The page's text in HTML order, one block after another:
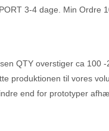
3-4 dage. Min Ordre
QTY overstiger ca 100 -
produktionen til vores
end for prototyper